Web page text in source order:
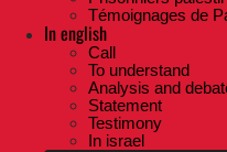
Témoignages de
In english
Call
To understand
Analysis and
Statement
Testimony
In israel